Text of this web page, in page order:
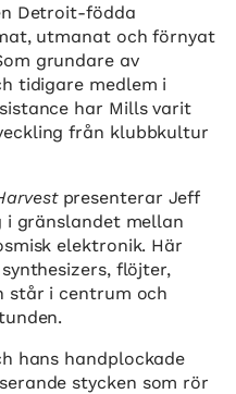
Detroit-födda
utmanat och förnyat
grundare av
tidigare medlem i
har Mills varit
från klubbkultur
presenterar Jeff
i gränslandet mellan
elektronik. Här
flöjter,
står i centrum och
hans handplockade
stycken som rör